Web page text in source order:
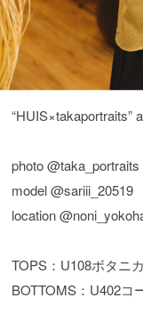
“HUIS×takaportraits”
photo @taka_portraits
model @sariii_20519
location
TOPS：U108ボタニ
BOTTOMS：U402コ